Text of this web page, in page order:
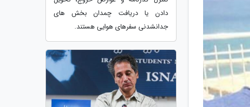
دادن یا دریافت چمدان بخش های
جدانشدنی سفرهای هوایی هستند.